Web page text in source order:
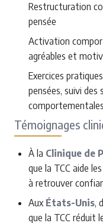
Restructuration
pensée
Activation
agréables et
Exercices
pensées, suivi
comportementales
Témoignages
À la Clinique de
que la TCC aide
à retrouver
Aux États-Unis,
que la TCC réduit